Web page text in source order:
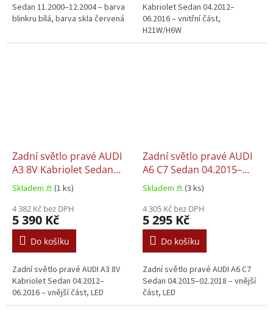
Sedan 11.2000–12.2004 – barva
blinkru bílá, barva skla červená
Kabriolet Sedan 04.2012–
06.2016 – vnitřní část,
H21W/H6W
Zadní světlo pravé AUDI
A3 8V Kabriolet Sedan
04.2012–06.2016
Skladem 𖠿 (1 ks)
4 382 Kč bez DPH
5 390 Kč
Do košíku
Zadní světlo pravé AUDI A3 8V
Kabriolet Sedan 04.2012–
06.2016 – vnější část, LED
Zadní světlo pravé AUDI
A6 C7 Sedan 04.2015–
02.2018
Skladem 𖠿 (3 ks)
4 305 Kč bez DPH
5 295 Kč
Do košíku
Zadní světlo pravé AUDI A6 C7
Sedan 04.2015–02.2018 – vnější
část, LED